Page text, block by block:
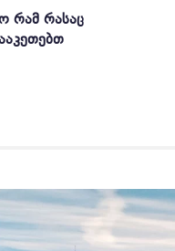
ᲠᲐᲛ ᲠᲐᲡᲐᲪ